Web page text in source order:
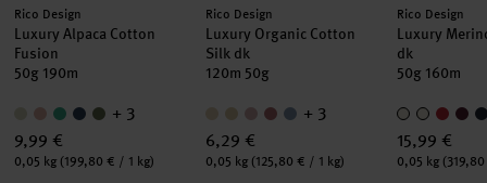
Hersteller:
Rico Design
Luxury Alpaca Cotton
Fusion
50g 190m
+ 3
9,99 €
Inhalt:
0,05 kg (199,80 € / 1 kg)
Hersteller:
Rico Design
Luxury Organic Cotton
Silk dk
120m 50g
+ 3
6,29 €
Inhalt:
0,05 kg (125,80 € / 1 kg)
Hersteller:
Rico Design
Luxury
dk
50g 160m
15,99 €
Inhalt:
0,05 kg